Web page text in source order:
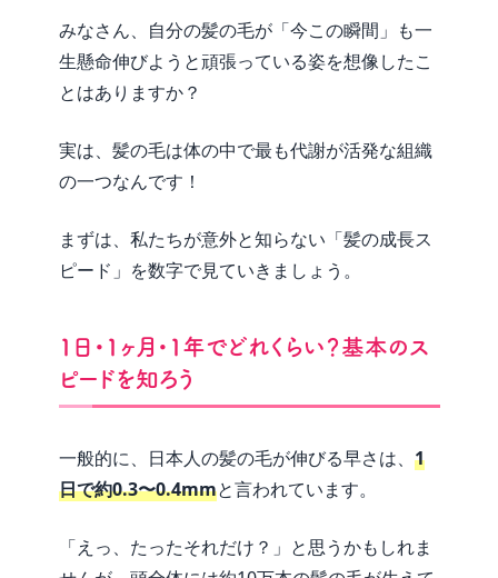
みなさん、自分の髪の毛が「今この瞬間」も一
生懸命伸びようと頑張っている姿を想像したこ
とはありますか？
実は、髪の毛は体の中で最も代謝が活発な組織
の一つなんです！
まずは、私たちが意外と知らない「髪の成長ス
ピード」を数字で見ていきましょう。
1日・1ヶ月・1年でどれくらい？基本のス
ピードを知ろう
一般的に、日本人の髪の毛が伸びる早さは、 1
日で約0.3〜0.4mmと言われています。
「えっ、たったそれだけ？」と思うかもしれま